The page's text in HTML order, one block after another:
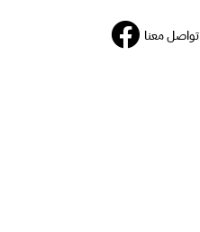
تواصل معنا